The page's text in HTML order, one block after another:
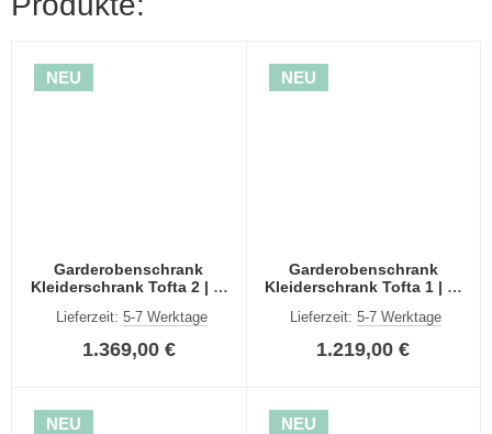
NEU
Garderobenschrank
Kleiderschrank Tofta 2 | 3-
Lieferzeit: 5-7 Werktage
1.369,00 €
NEU
Garderobenschrank
Kleiderschrank Tofta 1 | 3-
Lieferzeit:5-7 Werktage
1.219,00 €
NEU NEU